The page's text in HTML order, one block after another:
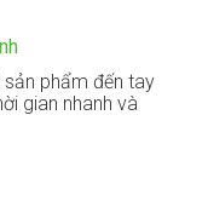
phẩm đến tay
gian nhanh và